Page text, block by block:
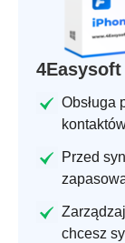
Obsługa
Przed
chcesz